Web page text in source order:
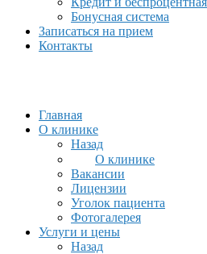
Бонусная система
Записаться на прием
Контакты
Главная
О клинике
Назад
О клинике
Вакансии
Лицензии
Уголок пациента
Фотогалерея
Услуги и цены
Назад